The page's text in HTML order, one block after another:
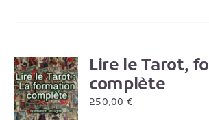
Lire le Tarot,
complète
250,00 €